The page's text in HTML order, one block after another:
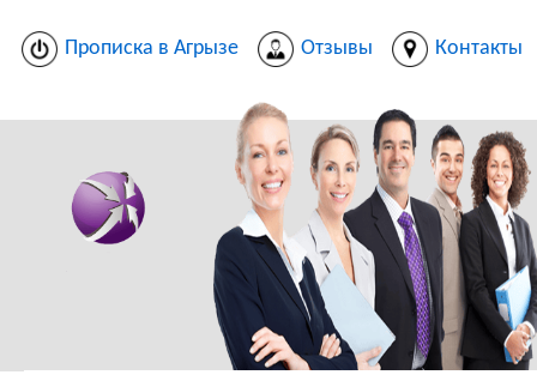
Прописка в Агрызе Отзывы Контакты